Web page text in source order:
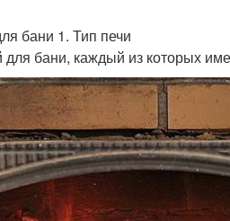
бани 1. Тип печи
для бани, каждый из которых